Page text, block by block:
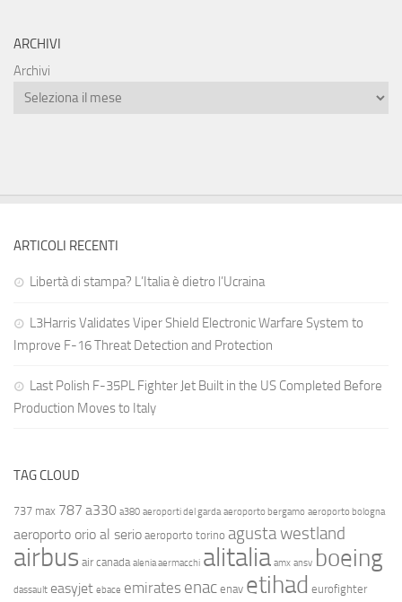
ARCHIVI
Archivi
ARTICOLI RECENTI
Libertà di stampa? L’Italia è dietro l’Ucraina
L3Harris Validates Viper Shield Electronic Warfare System to
Improve F-16 Threat Detection and Protection
Last Polish F-35PL Fighter Jet Built in the US Completed Before
Production Moves to Italy
TAG CLOUD
737 max 787 a330 a380 aeroporti del garda aeroporto bergamo aeroporto bologna
aeroporto orio al serio aeroporto torino agusta westland
airbus air canada alenia aermacchi alitalia amx ansv boeing
dassault easyjet ebace emirates enac enav etihad eurofighter